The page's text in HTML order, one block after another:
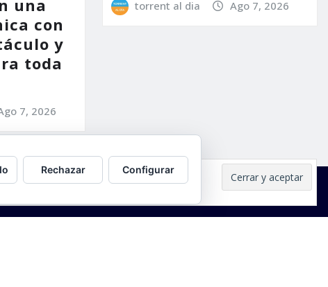
una
con
y
toda
7, 2026
torrent al dia Ago 7, 2026
Rechazar Configurar